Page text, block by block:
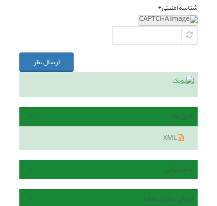
شناسه امنیتی *
ارسال نظر
فایل ها
هم رسانی
ارجاع به این مقاله